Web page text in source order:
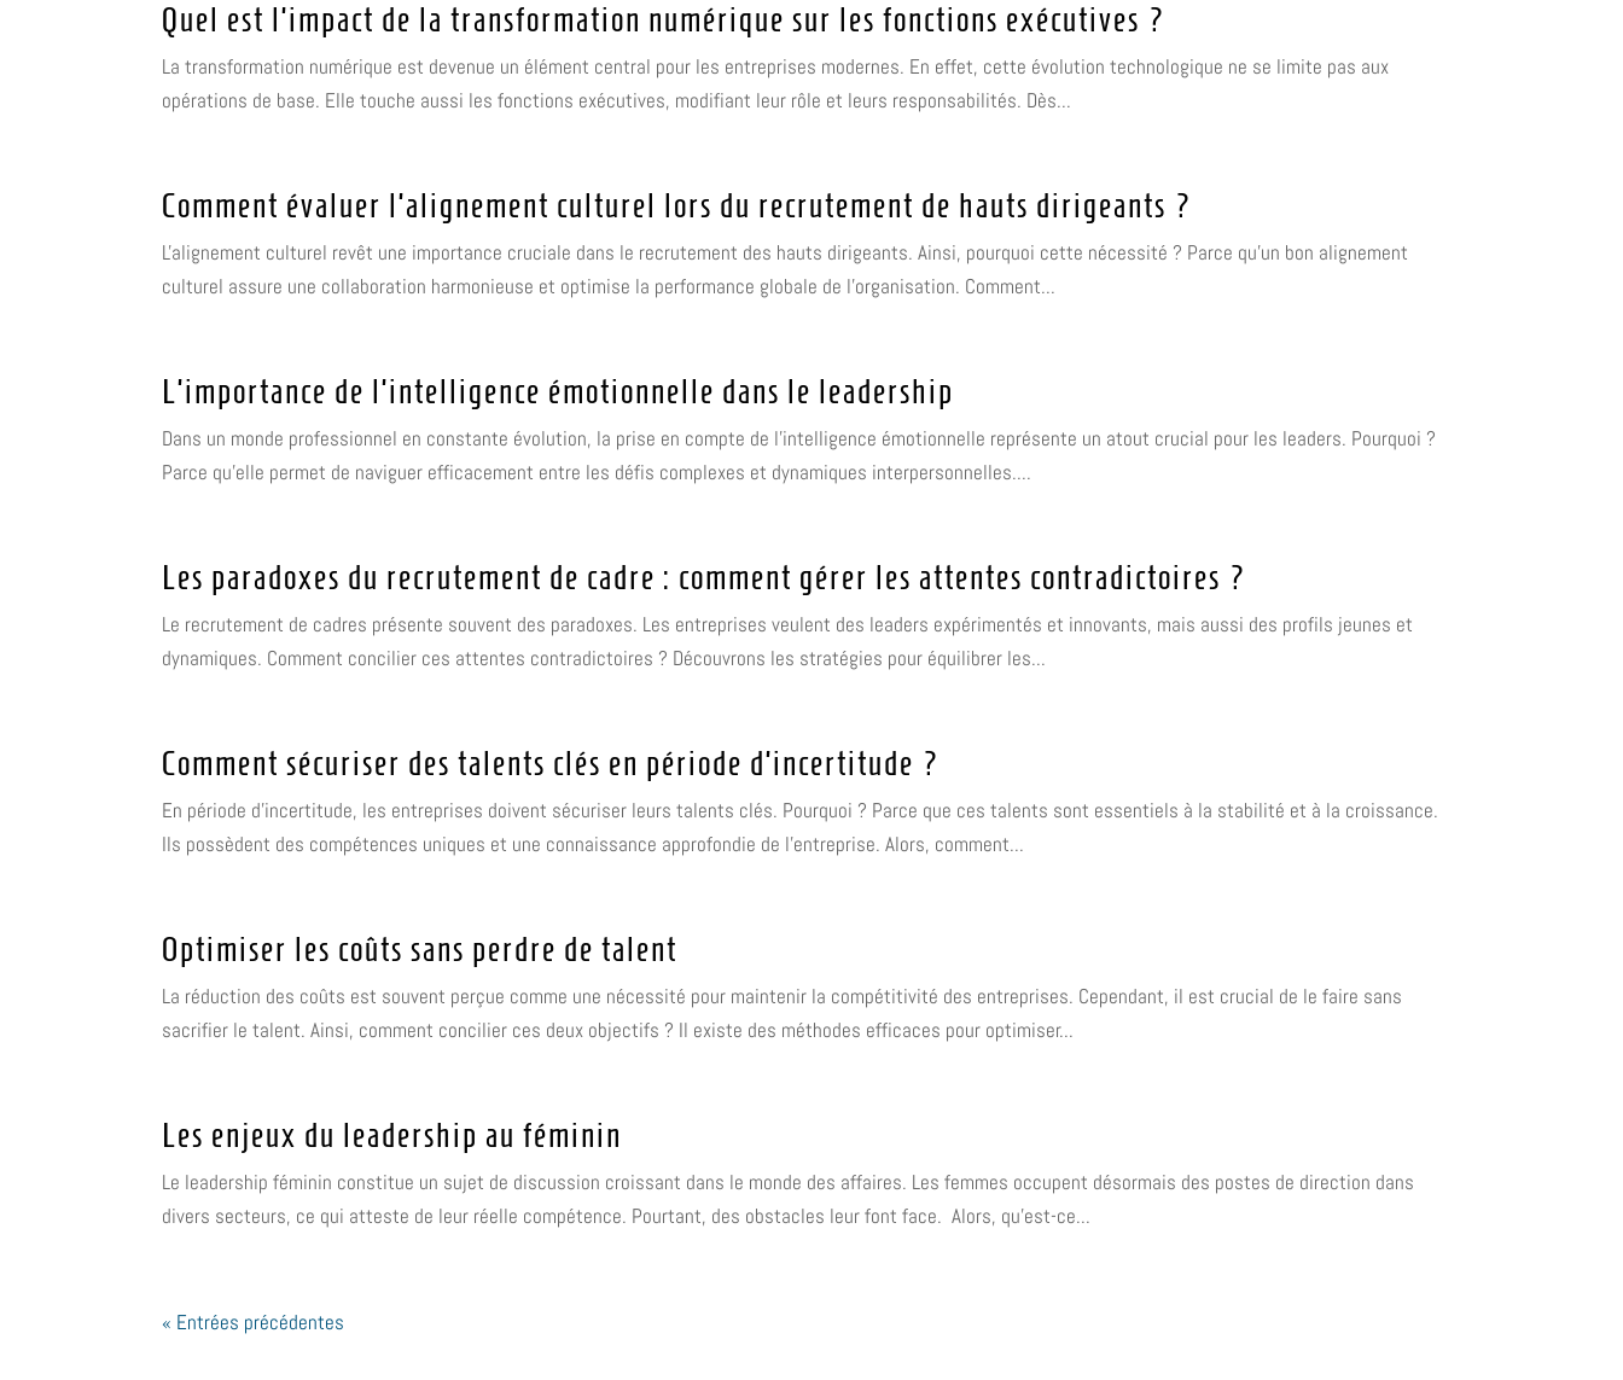
Quel est l’impact de la transformation numérique sur les fonctions exécutives ?
La transformation numérique est devenue un élément central pour les entreprises modernes. En effet, cette évolution technologique ne se limite pas aux
opérations de base. Elle touche aussi les fonctions exécutives, modifiant leur rôle et leurs responsabilités. Dès...
Comment évaluer l’alignement culturel lors du recrutement de hauts dirigeants ?
L'alignement culturel revêt une importance cruciale dans le recrutement des hauts dirigeants. Ainsi, pourquoi cette nécessité ? Parce qu'un bon alignement
culturel assure une collaboration harmonieuse et optimise la performance globale de l'organisation. Comment...
L’importance de l’intelligence émotionnelle dans le leadership
Dans un monde professionnel en constante évolution, la prise en compte de l'intelligence émotionnelle représente un atout crucial pour les leaders. Pourquoi ?
Parce qu'elle permet de naviguer efficacement entre les défis complexes et dynamiques interpersonnelles....
Les paradoxes du recrutement de cadre : comment gérer les attentes contradictoires ?
Le recrutement de cadres présente souvent des paradoxes. Les entreprises veulent des leaders expérimentés et innovants, mais aussi des profils jeunes et
dynamiques. Comment concilier ces attentes contradictoires ? Découvrons les stratégies pour équilibrer les...
Comment sécuriser des talents clés en période d’incertitude ?
En période d'incertitude, les entreprises doivent sécuriser leurs talents clés. Pourquoi ? Parce que ces talents sont essentiels à la stabilité et à la croissance.
Ils possèdent des compétences uniques et une connaissance approfondie de l'entreprise. Alors, comment...
Optimiser les coûts sans perdre de talent
La réduction des coûts est souvent perçue comme une nécessité pour maintenir la compétitivité des entreprises. Cependant, il est crucial de le faire sans
sacrifier le talent. Ainsi, comment concilier ces deux objectifs ? Il existe des méthodes efficaces pour optimiser...
Les enjeux du leadership au féminin
Le leadership féminin constitue un sujet de discussion croissant dans le monde des affaires. Les femmes occupent désormais des postes de direction dans
divers secteurs, ce qui atteste de leur réelle compétence. Pourtant, des obstacles leur font face. Alors, qu'est-ce...
« Entrées précédentes